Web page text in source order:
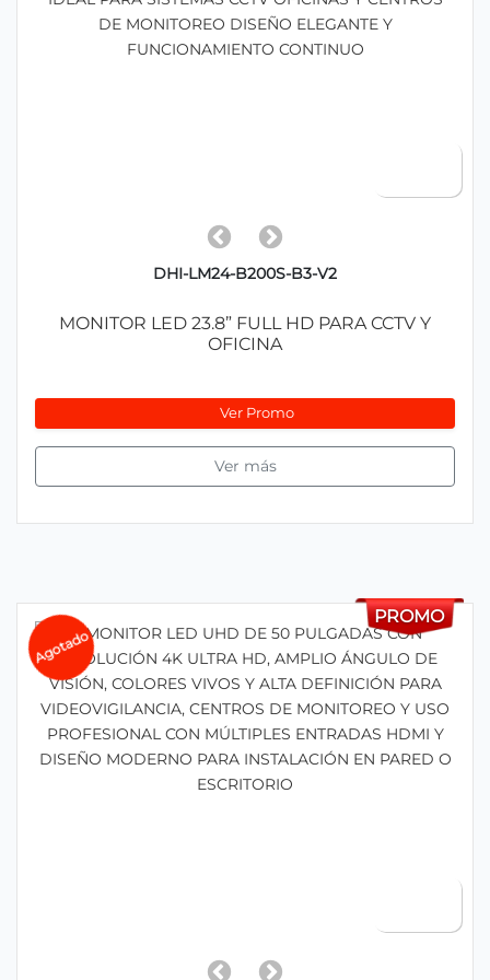
DHI-LM24-B200S-B3-V2
MONITOR LED 23.8” FULL HD PARA CCTV Y
OFICINA
Ver Promo
Ver más
Agotado
PROMO